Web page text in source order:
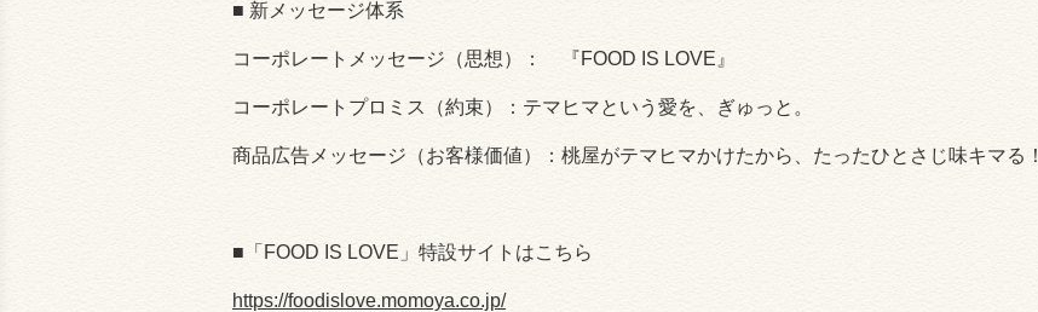
■ 新メッセージ体系
コーポレートメッセージ（思想）： 『FOOD IS LOVE 』
コーポレートプロミス（約束）：テマヒマという愛を、ぎゅっと。
商品広告メッセージ（お客様価値）：桃屋がテマヒマかけたから、たったひとさじ味キマる！
■「 FOOD IS LOVE 」特設サイトはこちら
https://foodislove.momoya.co.jp/